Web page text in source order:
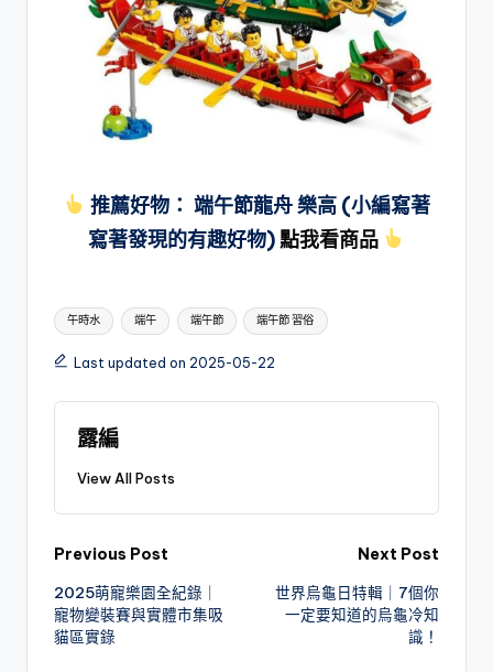
推薦好物： 端午節龍舟 樂高 (小編寫著
寫著發現的有趣好物) 點我看商品
Tags:
午時水 端午 端午節 端午節 習俗
Last updated on 2025-05-22
露編
View All Posts
Post
navigation
Previous Post
2025萌寵樂園全紀錄｜
寵物變裝賽與實體市集吸
貓區實錄
Next Post
世界烏龜日特輯｜7個你
一定要知道的烏龜冷知
識！